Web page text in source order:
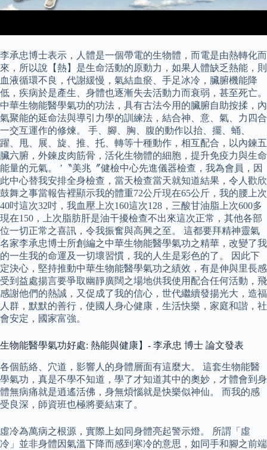
李承忠博士表示，人體是一個帶電的生物體，而電是由熱轉化而
來，所以說【熱】是生命活動的原動力，如果人體缺乏熱能，則
血液循環不良，代謝緩慢，氣結血瘀、手足冰冷，臟腑機能降
低，疾病於是產生、身體也逐漸失去活動力而衰弱，甚至死亡。
中華生物能醫學氣功的功法，具有古法今用的臟腑自助按揉，內
氣聚能的延命法與導引力學的訓練法，結合神、意、氣、力四合
一交互運作的修煉。 手、腳、胸、腹的動作以抬、擺、蛹、
躍、甩、展、旋、推、托、轉等十種動作，相互配合，以內鍊五
臟六腑，外鍊皮肉筋骨，活化生物體的細胞，提升免疫力與生命
能量的元氣。 ’〝美兆〞健檢中心先進儀器檢查，我為會員，因
此中心替我安排全身檢查，當天檢查當天就知道結果，令人歡欣
鼓舞之事當報告裡顯示我的體重72公斤現在65公斤，我的腰上次
40吋這次32吋，我血壓上次160這次128，三酸甘油脂上次600多
現在150，上次脂肪肝是油干擾檢查不出來這次正常，其他各部
位一切正常之喜訊，令我振奮與高興之至。 這都要拜精神靈氣
名家李承忠博士所創編之中華生物能醫學氣功之精華，改變了我
的一生我的命運及一切壞習慣，我的人生是彩色的了。 因此下
定決心，堅持推動中華生物能醫學氣功之績效，有是伸與里長感
受到益處揚言要爭取幽靜廣闊之場地供我使用配合任何活動，飛
感謝他們的熱誠，又促成了我的信心，世代繼續發揚光大，造福
人群，默默的善行，使國人身心健康，生活快樂，家庭和諧，社
會安定，國家富強。
生物能醫學氣功好處: 熱能與健康】- 李承忠 博士 論文發表
各個筋絡、穴道，影響人的身體層面有這麼大。 這套生物能醫
學氣功，真是不學不知道，學了才知道其中的奧妙，才體會到身
體無病痛就是逍遙活佛，身無煩惱就是快樂似神仙。 而我的感
受良深，師資班也極將要結束了。
虛冷為萬病之根源，實際上如同身體亮起警示燈。 所謂「虛
冷」並非身體因氣溫下降而感到寒冷的意思，如同手和腳之前端